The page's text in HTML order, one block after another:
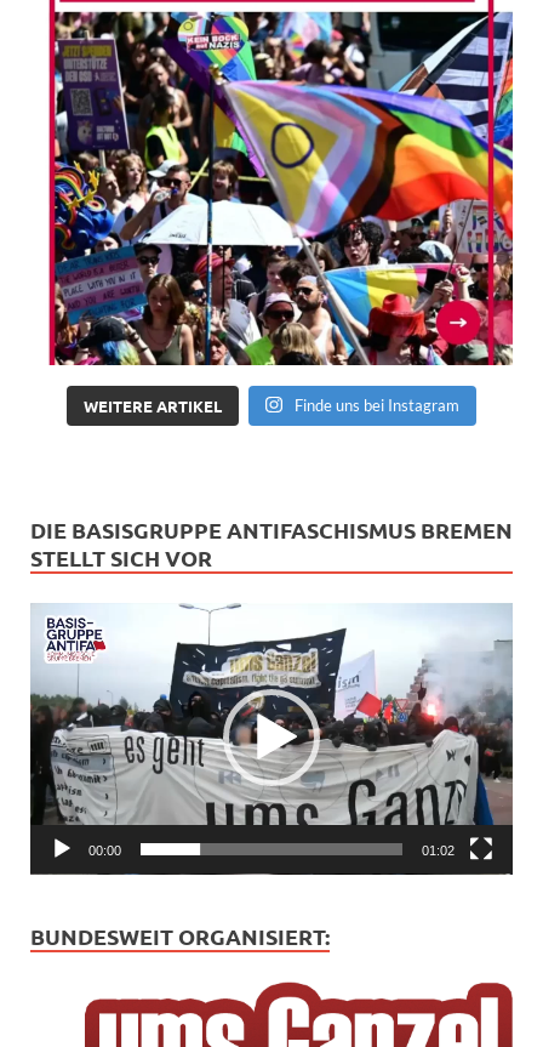
WEITERE ARTIKEL Finde uns bei Instagram
DIE BASISGRUPPE ANTIFASCHISMUS BREMEN
STELLT SICH VOR
Video-
Player
00:00 01:02
BUNDESWEIT ORGANISIERT: